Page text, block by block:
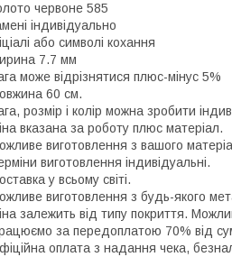
червоне 585
індивідуально
або символі кохання
7.7 мм
може відрізнятися плюс-мінус 5%
60 см.
розмір і колір можна зробити
вказана за роботу плюс матеріал.
виготовлення з вашого
виготовлення індивідуальні.
у всьому світі.
виготовлення з будь-якого
залежить від типу покриття.
за передоплатою 70% від
оплата з надання чека,